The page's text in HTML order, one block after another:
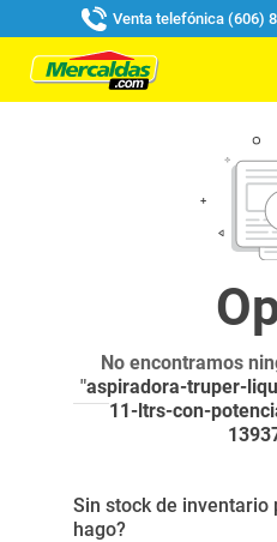
Venta telefónica (606)
No encontramos
"aspiradora-truper-
11-ltrs-con-
Sin stock de inventario
hago?